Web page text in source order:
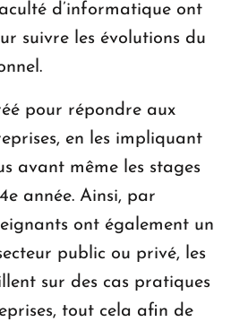
d’informatique ont
suivre les évolutions du
pour répondre aux
en les impliquant
avant même les stages
année. Ainsi, par
ont également un
public ou privé, les
sur des cas pratiques
tout cela afin de